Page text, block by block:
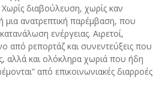
διαβούλευση, χωρίς καν
ανατρεπτική παρέμβαση, που
ενέργειας. Αιρετοί,
από ρεπορτάζ και συνεντεύξεις που
αλλά και ολόκληρα χωριά που ήδη
από επικοινωνιακές διαρροές